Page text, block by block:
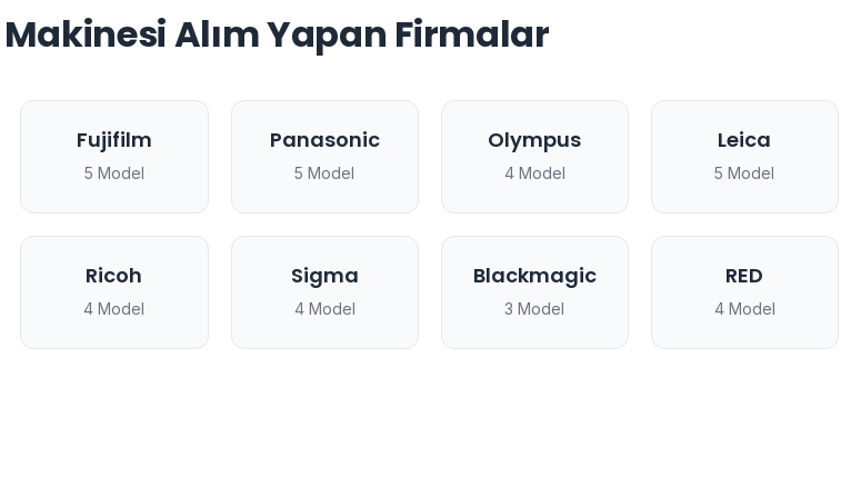
Alım Yapan Firmalar
Fujifilm
5 Model
Panasonic
5 Model
Olympus
4 Model
Leica
5 Model
Ricoh
4 Model
Sigma
4 Model
Blackmagic
3 Model
RED
4 Model